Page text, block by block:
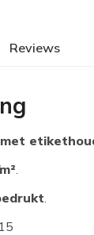
Reviews
.
.